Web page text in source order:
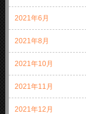
2021年6月
2021年8月
2021年10月
2021年11月
2021年12月